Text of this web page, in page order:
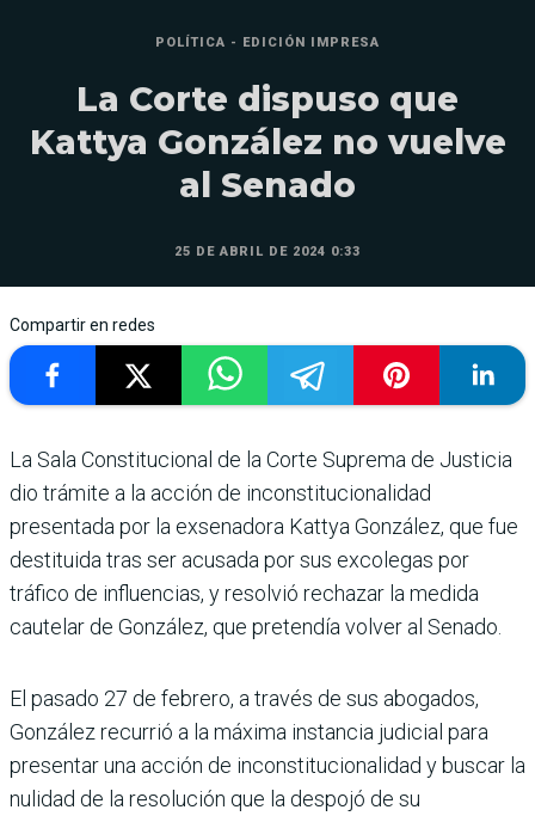
POLÍTICA - EDICIÓN IMPRESA
La Corte dispuso que
Kattya González no vuelve
al Senado
25 DE ABRIL DE 2024 0:33
Compartir en redes
La Sala Constitucional de la Corte Suprema de Justicia
dio trámite a la acción de inconstitucionali­dad
presentada por la exse­nadora Kattya González, que fue
destituida tras ser acu­sada por sus excolegas por
tráfico de influencias, y resol­vió rechazar la medida
caute­lar de González, que preten­día volver al Senado.
El pasado 27 de febrero, a tra­vés de sus abogados,
González recurrió a la máxima ins­tancia judicial para
presentar una acción de inconstitucio­nalidad y buscar la
nulidad de la resolución que la despojó de su